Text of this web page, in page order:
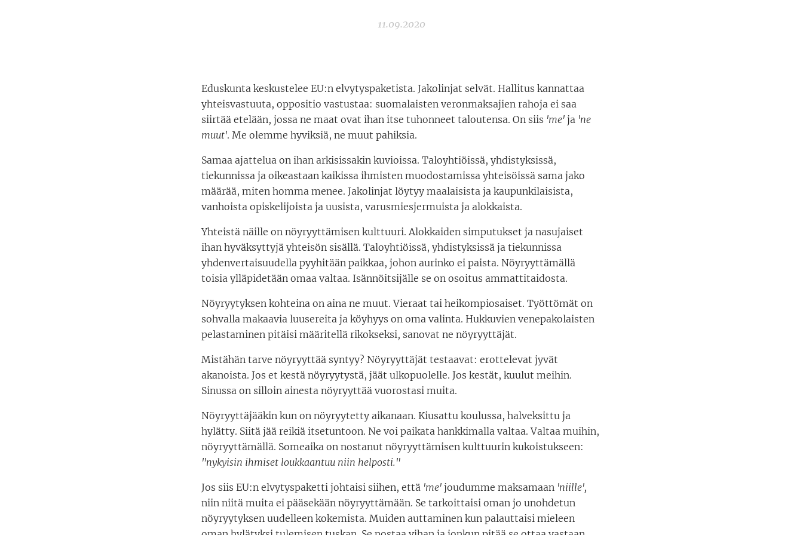
11.09.2020
Eduskunta keskustelee EU:n elvytyspaketista. Jakolinjat selvät. Hallitus kannattaa
yhteisvastuuta, oppositio vastustaa: suomalaisten veronmaksajien rahoja ei saa
siirtää etelään, jossa ne maat ovat ihan itse tuhonneet taloutensa. On siis 'me' ja 'ne
muut'. Me olemme hyviksiä, ne muut pahiksia.
Samaa ajattelua on ihan arkisissakin kuvioissa. Taloyhtiöissä, yhdistyksissä,
tiekunnissa ja oikeastaan kaikissa ihmisten muodostamissa yhteisöissä sama jako
määrää, miten homma menee. Jakolinjat löytyy maalaisista ja kaupunkilaisista,
vanhoista opiskelijoista ja uusista, varusmiesjermuista ja alokkaista.
Yhteistä näille on nöyryyttämisen kulttuuri. Alokkaiden simputukset ja nasujaiset
ihan hyväksyttyjä yhteisön sisällä. Taloyhtiöissä, yhdistyksissä ja tiekunnissa
yhdenvertaisuudella pyyhitään paikkaa, johon aurinko ei paista. Nöyryyttämällä
toisia ylläpidetään omaa valtaa. Isännöitsijälle se on osoitus ammattitaidosta.
Nöyryytyksen kohteina on aina ne muut. Vieraat tai heikompiosaiset. Työttömät on
sohvalla makaavia luusereita ja köyhyys on oma valinta. Hukkuvien venepakolaisten
pelastaminen pitäisi määritellä rikokseksi, sanovat ne nöyryyttäjät.
Mistähän tarve nöyryyttää syntyy? Nöyryyttäjät testaavat: erottelevat jyvät
akanoista. Jos et kestä nöyryytystä, jäät ulkopuolelle. Jos kestät, kuulut meihin.
Sinussa on silloin ainesta nöyryyttää vuorostasi muita.
Nöyryyttäjääkin kun on nöyryytetty aikanaan. Kiusattu koulussa, halveksittu ja
hylätty. Siitä jää reikiä itsetuntoon. Ne voi paikata hankkimalla valtaa. Valtaa muihin,
nöyryyttämällä. Someaika on nostanut nöyryyttämisen kulttuurin kukoistukseen:
"nykyisin ihmiset loukkaantuu niin helposti."
Jos siis EU:n elvytyspaketti johtaisi siihen, että 'me' joudumme maksamaan 'niille',
niin niitä muita ei pääsekään nöyryyttämään. Se tarkoittaisi oman jo unohdetun
nöyryytyksen uudelleen kokemista. Muiden auttaminen kun palauttaisi mieleen